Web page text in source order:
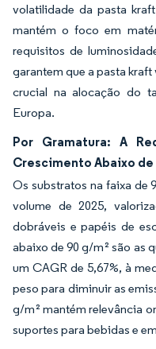
volatilidade da pasta
mantém o foco em
requisitos de
garantem que a pasta
crucial na alocação do
Europa.
Por Gramatura: A
Crescimento Abaixo de
Os substratos na faixa de
volume de 2025,
dobráveis e papéis de
abaixo de 90 g/m² são as
um CAGR de 5,67%, à
peso para diminuir as
g/m² mantém relevância
suportes para bebidas e